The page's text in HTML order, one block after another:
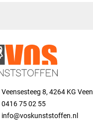
Veensesteeg 8, 4264 KG Veen
0416 75 02 55
info@voskunststoffen.nl